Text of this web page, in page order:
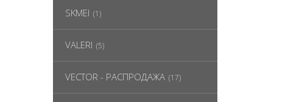
SKMEI (1)
VALERI (5)
VECTOR - РАСПРОДАЖА (17)